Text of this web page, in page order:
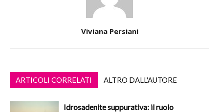
Viviana Persiani
ARTICOLI CORRELATI ALTRO DALL'AUTORE
Idrosadenite suppurativa: il ruolo